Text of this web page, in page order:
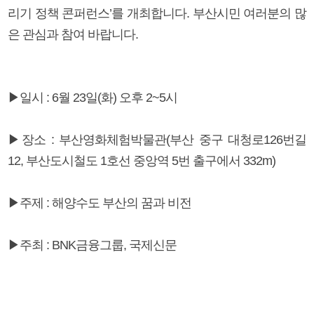
리기 정책 콘퍼런스’를 개최합니다. 부산시민 여러분의 많
은 관심과 참여 바랍니다.
▶일시 : 6월 23일(화) 오후 2~5시
▶장소 : 부산영화체험박물관(부산 중구 대청로126번길
12, 부산도시철도 1호선 중앙역 5번 출구에서 332m)
▶주제 : 해양수도 부산의 꿈과 비전
▶주최 : BNK금융그룹, 국제신문